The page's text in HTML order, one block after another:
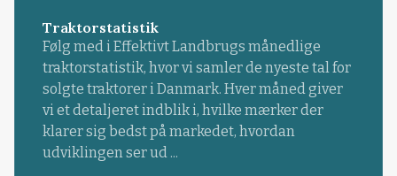
Traktorstatistik
Følg med i Effektivt Landbrugs månedlige
traktorstatistik, hvor vi samler de nyeste tal for
solgte traktorer i Danmark. Hver måned giver
vi et detaljeret indblik i, hvilke mærker der
klarer sig bedst på markedet, hvordan
udviklingen ser ud ...